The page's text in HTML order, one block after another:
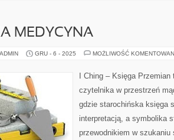
MEDYCYNA
GRU - 6 - 2025 MOŻLIWOŚĆ
I Ching – Księga
czytelnika w przestrzeń
gdzie starochińska księga
interpretacją, a symbolika
przewodnikiem w szukaniu